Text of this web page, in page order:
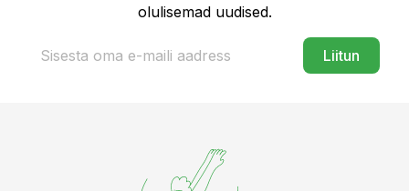
olulisemad uudised.
Liitun